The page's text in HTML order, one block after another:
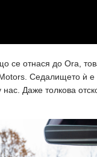
се отнася до Ora,
Седалището ѝ е
Даже толкова